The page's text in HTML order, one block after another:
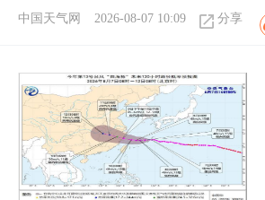
中国天气网 2026-08-07 10:09 分享